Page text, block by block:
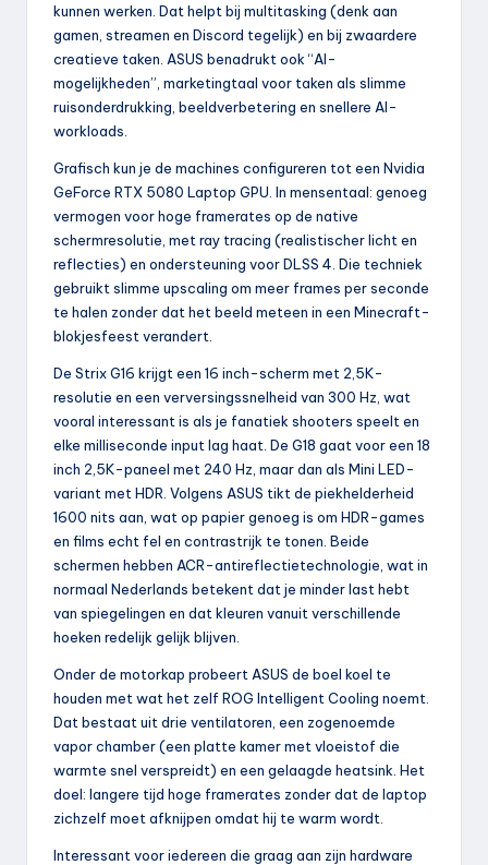
kunnen werken. Dat helpt bij multitasking (denk aan
gamen, streamen en Discord tegelijk) en bij zwaardere
creatieve taken. ASUS benadrukt ook “AI-
mogelijkheden”, marketingtaal voor taken als slimme
ruisonderdrukking, beeldverbetering en snellere AI-
workloads.
Grafisch kun je de machines configureren tot een Nvidia
GeForce RTX 5080 Laptop GPU. In mensentaal: genoeg
vermogen voor hoge framerates op de native
schermresolutie, met ray tracing (realistischer licht en
reflecties) en ondersteuning voor DLSS 4. Die techniek
gebruikt slimme upscaling om meer frames per seconde
te halen zonder dat het beeld meteen in een Minecraft-
blokjesfeest verandert.
De Strix G16 krijgt een 16 inch-scherm met 2,5K-
resolutie en een verversingssnelheid van 300 Hz, wat
vooral interessant is als je fanatiek shooters speelt en
elke milliseconde input lag haat. De G18 gaat voor een 18
inch 2,5K-paneel met 240 Hz, maar dan als Mini LED-
variant met HDR. Volgens ASUS tikt de piekhelderheid
1600 nits aan, wat op papier genoeg is om HDR-games
en films echt fel en contrastrijk te tonen. Beide
schermen hebben ACR-antireflectietechnologie, wat in
normaal Nederlands betekent dat je minder last hebt
van spiegelingen en dat kleuren vanuit verschillende
hoeken redelijk gelijk blijven.
Onder de motorkap probeert ASUS de boel koel te
houden met wat het zelf ROG Intelligent Cooling noemt.
Dat bestaat uit drie ventilatoren, een zogenoemde
vapor chamber (een platte kamer met vloeistof die
warmte snel verspreidt) en een gelaagde heatsink. Het
doel: langere tijd hoge framerates zonder dat de laptop
zichzelf moet afknijpen omdat hij te warm wordt.
Interessant voor iedereen die graag aan zijn hardware